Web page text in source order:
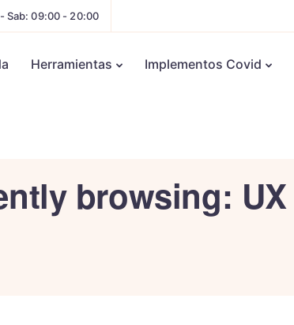
Sab: 09:00 - 20:00
Herramientas Implementos Covid
browsing: